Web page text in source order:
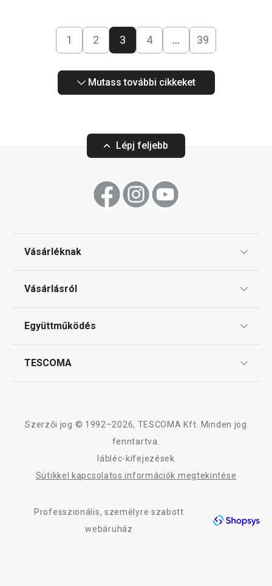
1 2 3 4 … 39
Mutass további cikkeket
Lépj feljebb
Vásárléknak
Gyakori kérdések
Vásárlásról
Reklamáció és termékvisszaküldés
Együttműködés
TESCOMA
Adatkezelési Tájékoztató
Szerzői jog © 1992–2026, TESCOMA Kft. Minden jog
fenntartva.
lábléc-kifejezések
Sütikkel kapcsolatos információk megtekintése
Professzionális, személyre szabott
webáruház